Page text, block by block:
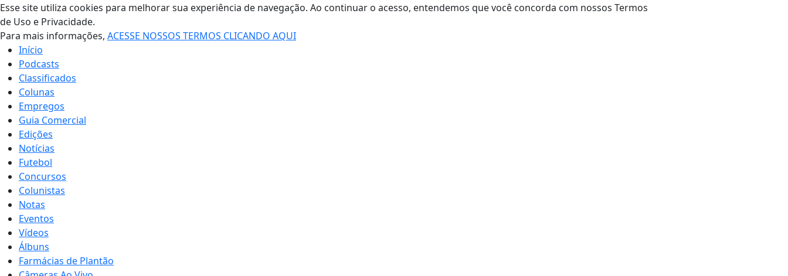
Esse site utiliza cookies para melhorar sua experiência de navegação. Ao continuar o acesso, entendemos que você concorda com nossos Termos
de Uso e Privacidade.
Para mais informações, ACESSE NOSSOS TERMOS CLICANDO AQUI
Início
Podcasts
Classificados
Colunas
Empregos
Guia Comercial
Edições
Notícias
Futebol
Concursos
Colunistas
Notas
Eventos
Vídeos
Álbuns
Farmácias de Plantão